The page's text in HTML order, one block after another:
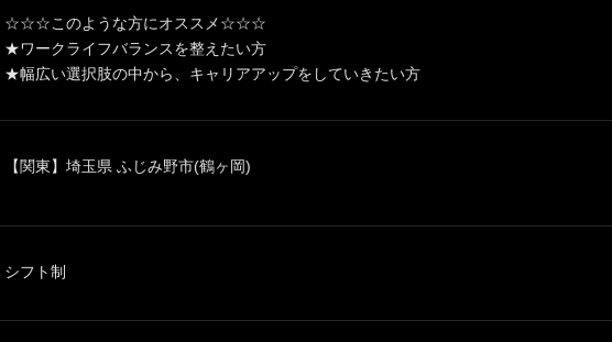
☆☆☆このような方にオススメ☆☆☆
★ワークライフバランスを整えたい方
★幅広い選択肢の中から、キャリアアップをしていきたい方
【関東】埼玉県 ふじみ野市(鶴ヶ岡)
シフト制